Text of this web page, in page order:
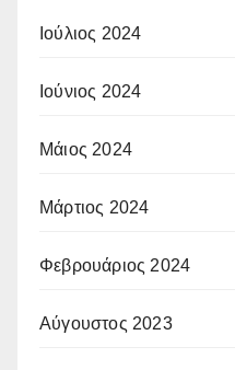
Ιούλιος 2024
Ιούνιος 2024
Μάιος 2024
Μάρτιος 2024
Φεβρουάριος 2024
Αύγουστος 2023